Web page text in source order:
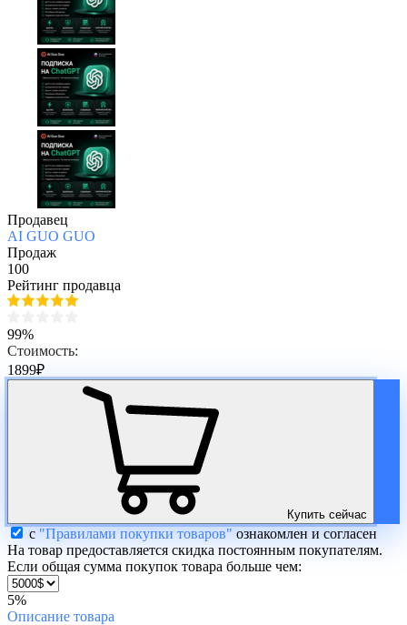
Продавец
AI GUO GUO
Продаж
100
Рейтинг продавца
99%
Стоимость:
1899₽
Купить сейчас
с "Правилами покупки товаров" ознакомлен и согласен
На товар предоставляется скидка постоянным покупателям.
Если общая сумма покупок товара больше чем:
5%
Описание товара